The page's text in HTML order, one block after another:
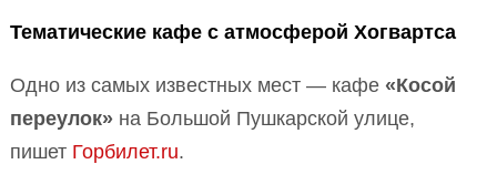
Тематические кафе с атмосферой Хогвартса
Одно из самых известных мест — кафе «Косой
переулок» на Большой Пушкарской улице,
пишет Горбилет.ru.